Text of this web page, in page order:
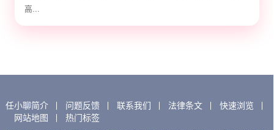
高...
任小聊简介 问题反馈 联系我们 法律条文
快速浏览
网站地图
热门标签